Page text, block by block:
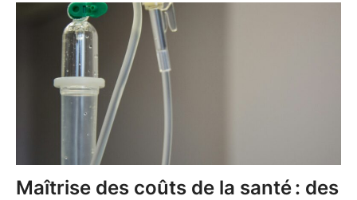
Maîtrise des coûts de la santé : des